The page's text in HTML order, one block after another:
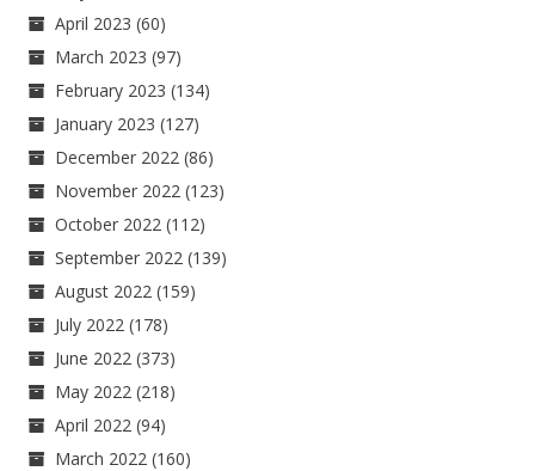
April 2023 (60)
March 2023 (97)
February 2023 (134)
January 2023 (127)
December 2022 (86)
November 2022 (123)
October 2022 (112)
September 2022 (139)
August 2022 (159)
July 2022 (178)
June 2022 (373)
May 2022 (218)
April 2022 (94)
March 2022 (160)